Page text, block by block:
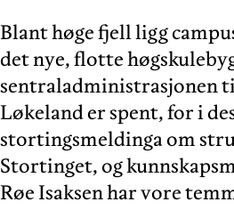
Blant høge fjell ligg
det nye, flotte
sentraladministrasjonen
Løkeland er spent, for i
stortingsmeldinga om
Stortinget, og
Røe Isaksen har vore